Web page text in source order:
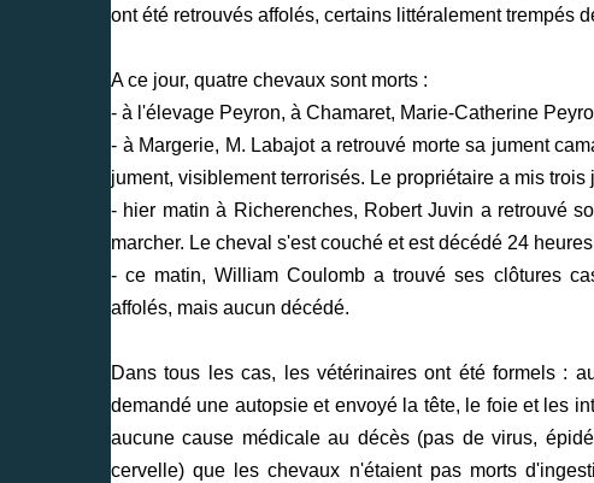
ont été retrouvés affolés, certains littéralement trempés
A ce jour, quatre chevaux sont morts :
- à l'élevage Peyron, à Chamaret, Marie-Catherine
- à Margerie, M. Labajot a retrouvé morte sa jument
jument, visiblement terrorisés. Le propriétaire a mis
- hier matin à Richerenches, Robert Juvin a retrouvé
marcher. Le cheval s'est couché et est décédé 24
- ce matin, William Coulomb a trouvé ses clôtures
affolés, mais aucun décédé.
Dans tous les cas, les vétérinaires ont été formels :
demandé une autopsie et envoyé la tête, le foie et les
aucune cause médicale au décès (pas de virus,
cervelle) que les chevaux n'étaient pas morts